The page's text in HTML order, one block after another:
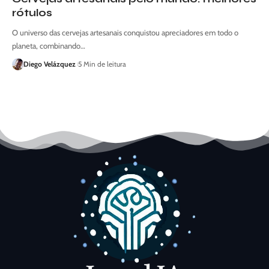
rótulos
O universo das cervejas artesanais conquistou apreciadores em todo o
planeta, combinando…
Diego Velázquez 5 Min de leitura